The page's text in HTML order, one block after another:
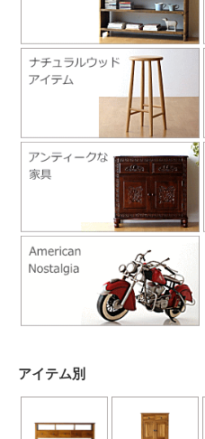
アイテム別